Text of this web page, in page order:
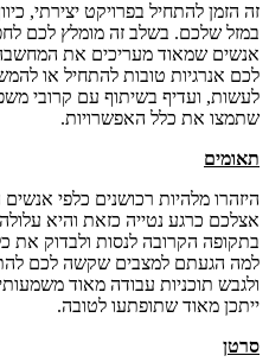
זה הזמן להתחיל בפרויקט יצירתי,
במזל שלכם. בשלב זה מומלץ לכם
אנשים שמאוד מעריכים את המחשבה
לכם אנרגיות טובות להתחיל או
לעשות, ועדיף בשיתוף עם קרובי
שתמצו את כלל האפשרויות.
תאומים
היזהרו מלהיות רכושנים כלפי
אצלכם כרגע נטייה כזאת והיא
בתקופה הקרובה לנסות ולבדוק את
למה הגעתם למצבים שקשה לכם
ולגבש תוכניות עבודה מאוד
ייתכן מאוד שתופתעו לטובה.
סרטן